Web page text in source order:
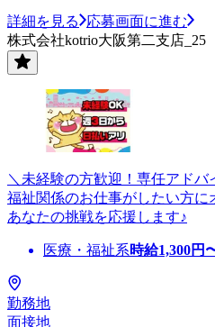
詳細を見る
応募画面に進む
株式会社kotrio大阪第二支店_25
＼未経験の方歓迎！専任アド
福祉関係のお仕事がしたい方
あなたの挑戦を応援します♪
医療・福祉系時給1,300円
勤務地
面接地